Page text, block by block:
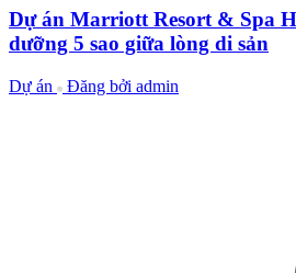
Dự án Marriott Resort & Spa
dưỡng 5 sao giữa lòng di sản
Dự án Đăng bởi admin